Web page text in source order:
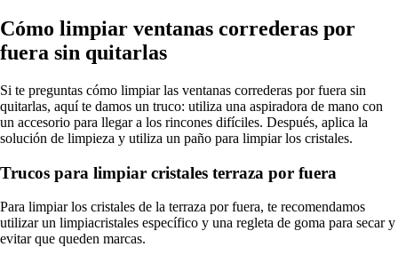
Cómo limpiar ventanas correderas por
fuera sin quitarlas
Si te preguntas cómo limpiar las ventanas correderas por fuera sin
quitarlas, aquí te damos un truco: utiliza una aspiradora de mano con
un accesorio para llegar a los rincones difíciles. Después, aplica la
solución de limpieza y utiliza un paño para limpiar los cristales.
Trucos para limpiar cristales terraza por fuera
Para limpiar los cristales de la terraza por fuera, te recomendamos
utilizar un limpiacristales específico y una regleta de goma para secar y
evitar que queden marcas.